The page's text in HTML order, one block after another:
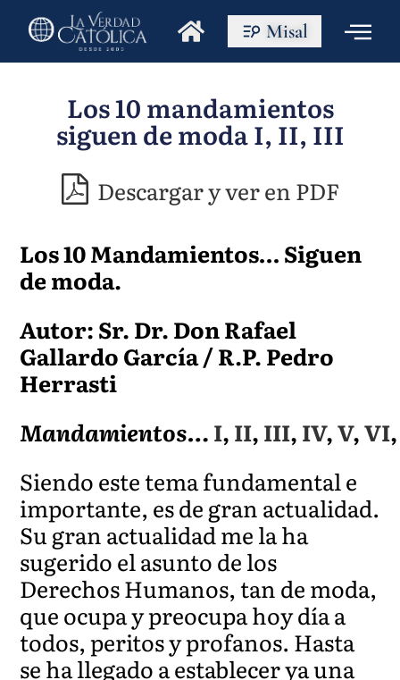
Misal
Los 10 mandamientos
siguen de moda I, II, III
Descargar y ver en PDF
Los 10 Mandamientos… Siguen
de moda.
Autor: Sr. Dr. Don Rafael
Gallardo García / R.P. Pedro
Herrasti
Mandamientos…I,II,III,IV,V,VI
Siendo este tema fundamental e
importante, es de gran actualidad.
Su gran actualidad me la ha
sugerido el asunto de los
Derechos Humanos, tan de moda,
que ocupa y preocupa hoy día a
todos, peritos y profanos. Hasta
se ha llegado a establecer ya una